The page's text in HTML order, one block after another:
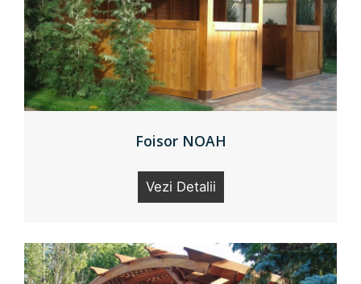
Copertine terase
Foisor NOAH
Vezi Detalii